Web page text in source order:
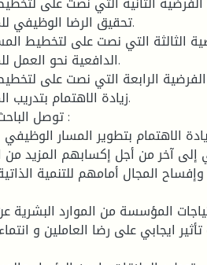
تحقيق الرضا الوظيفي
الدافعية نحو العمل
زيادة الاهتمام
توصل
آخر من أجل إكسابهم المزيد من
المجال أمامهم للتنمية
ايجابي على رضا العاملين و